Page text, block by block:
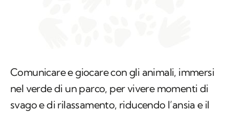
Comunicare e giocare con gli animali, immersi
nel verde di un parco, per vivere momenti di
svago e di rilassamento, riducendo l’ansia e il